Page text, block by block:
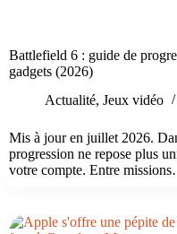
Battlefield 6 : guide de
gadgets (2026)
Actualité, Jeux vidéo
Mis à jour en juillet 2026.
progression ne repose plus
votre compte. Entre